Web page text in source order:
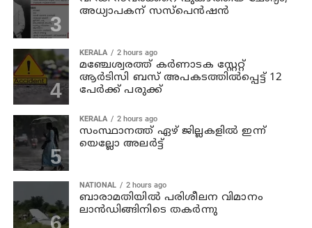
അധ്യാപകന് സസ്പെന്‍ഷന്‍
KERALA 2 hours ago
മഞ്ചേശ്വരത്ത് കര്‍ണാടക സ്റ്റേറ്റ്
ആര്‍ടിസി ബസ് അപകടത്തില്‍പ്പെട്ട് 12
പേര്‍ക്ക് പരുക്ക്
KERALA 2 hours ago
സംസ്ഥാനത്ത് ഏഴ് ജില്ലകളില്‍ ഇന്ന്
യെല്ലോ അലര്‍ട്ട്
NATIONAL 2 hours ago
ബാരാമതിയില്‍ പരിശീലന വിമാനം
ലാന്‍ഡിങ്ങിനിടെ തകര്‍ന്നു